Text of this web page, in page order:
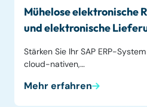
Mühelose elektronische
und elektronische
Stärken Sie Ihr SAP ERP-
cloud-nativen,…
Mehr erfahren